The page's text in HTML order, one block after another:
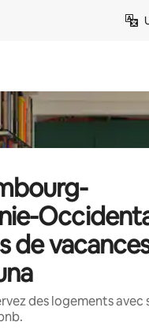
de
des logements avec